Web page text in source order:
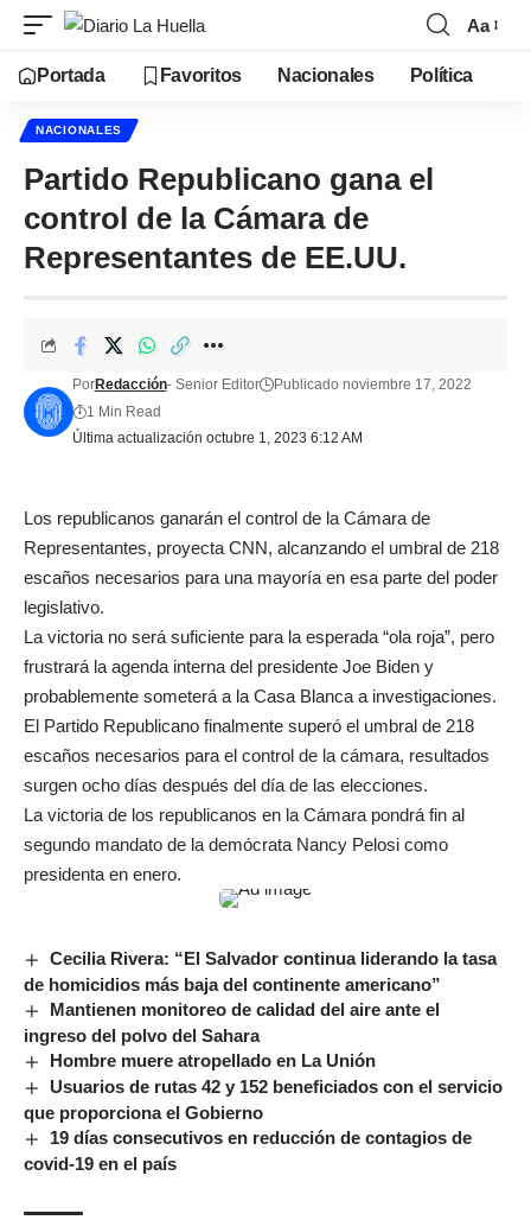
Aa
Portada Favoritos Nacionales Política
NACIONALES
Partido Republicano gana el
control de la Cámara de
Representantes de EE.UU.
Última actualización octubre 1, 2023 6:12 AM
PorRedacción- Senior Editor
Publicado noviembre 17, 2022
1 Min Read
Los republicanos ganarán el control de la Cámara de
Representantes, proyecta CNN, alcanzando el umbral de 218
escaños necesarios para una mayoría en esa parte del poder
legislativo.
La victoria no será suficiente para la esperada “ola roja”, pero
frustrará la agenda interna del presidente Joe Biden y
probablemente someterá a la Casa Blanca a investigaciones.
El Partido Republicano finalmente superó el umbral de 218
escaños necesarios para el control de la cámara, resultados
surgen ocho días después del día de las elecciones.
La victoria de los republicanos en la Cámara pondrá fin al
segundo mandato de la demócrata Nancy Pelosi como
presidenta en enero.
Cecilia Rivera: “El Salvador continua liderando la tasa
de homicidios más baja del continente americano”
Mantienen monitoreo de calidad del aire ante el
ingreso del polvo del Sahara
Hombre muere atropellado en La Unión
Usuarios de rutas 42 y 152 beneficiados con el servicio
que proporciona el Gobierno
19 días consecutivos en reducción de contagios de
covid-19 en el país